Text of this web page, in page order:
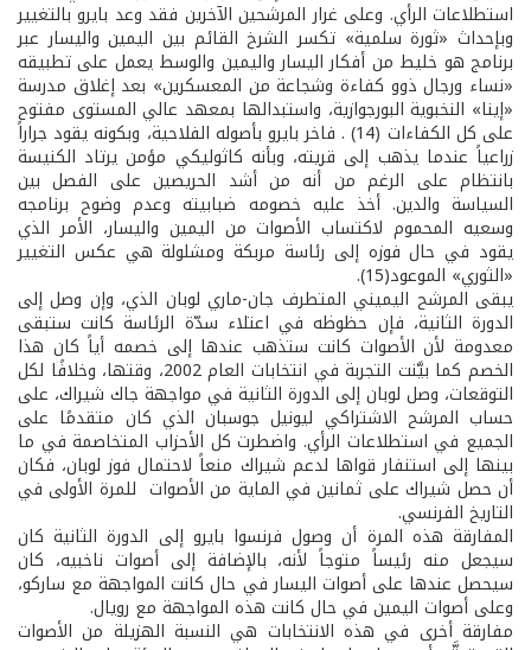
استطلاعات الرأي. وعلى غرار المرشحين الآخرين فقد وعد بايرو بالتغيير
وبإحداث «ثورة سلمية» تكسر الشرخ القائم بين اليمين واليسار عبر
برنامج هو خليط من أفكار اليسار واليمين والوسط يعمل على تطبيقه
«نساء ورجال ذوو كفاءة وشجاعة من المعسكرين» بعد إغلاق مدرسة
«إينا» النخبوية البورجوازية، واستبدالها بمعهد عالي المستوى مفتوح
على كل الكفاءات (14) . فاخر بايرو بأصوله الفلاحية، وبكونه يقود جراراً
زراعياً عندما يذهب إلى قريته، وبأنه كاثوليكي مؤمن يرتاد الكنيسة
بانتظام على الرغم من أنه من أشد الحريصين على الفصل بين
السياسة والدين. أخذ عليه خصومه ضبابيته وعدم وضوح برنامجه
وسعيه المحموم لاكتساب الأصوات من اليمين واليسار، الأمر الذي
يقود في حال فوزه إلى رئاسة مربكة ومشلولة هي عكس التغيير
«الثوري» الموعود(15).
يبقى المرشح اليميني المتطرف جان-ماري لوبان الذي، وإن وصل إلى
الدورة الثانية، فإن حظوظه في اعتلاء سدّة الرئاسة كانت ستبقى
معدومة لأن الأصوات كانت ستذهب عندها إلى خصمه أياً كان هذا
الخصم كما بيَّنت التجربة في انتخابات العام 2002، وقتها، وخلافًا لكل
التوقعات، وصل لوبان إلى الدورة الثانية في مواجهة جاك شيراك، على
حساب المرشح الاشتراكي ليونيل جوسبان الذي كان متقدمًا على
الجميع في استطلاعات الرأي. واضطرت كل الأحزاب المتخاصمة في ما
بينها إلى استنفار قواها لدعم شيراك منعاً لاحتمال فوز لوبان، فكان
أن حصل شيراك على ثمانين في الماية من الأصوات للمرة الأولى في
التاريخ الفرنسي.
المفارقة هذه المرة أن وصول فرنسوا بايرو إلى الدورة الثانية كان
سيجعل منه رئيساً متوجاً لأنه، بالإضافة إلى أصوات ناخبيه، كان
سيحصل عندها على أصوات اليسار في حال كانت المواجهة مع ساركو،
وعلى أصوات اليمين في حال كانت هذه المواجهة مع رويال.
مفارقة أخرى في هذه الانتخابات هي النسبة الهزيلة من الأصوات